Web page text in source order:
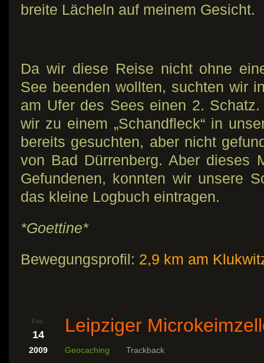
breite Lächeln auf meinem Gesicht.
Da wir diese Reise nicht ohne
See beenden wollten, suchten wir
am Ufer des Sees einen 2.
wir zu einem „Schandfleck“ in
bereits gesuchten, aber nicht
von Bad Dürrenberg. Aber dieses
Gefundenen, konnten wir unsere
das kleine Logbuch eintragen.
*Goettine*
Bewegungsprofil: 2,9 km am
Feb.
14
2009
Leipziger
Geocaching Trackback